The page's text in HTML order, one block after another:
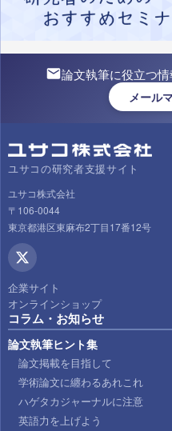
論文執筆に役立つ
メール
ユサコの研究者支援サイト
ユサコ株式会社
〒106-0044
東京都港区東麻布2丁目17番12号
企業サイト
オンラインショップ
コラム・お知らせ
論文執筆ヒント集
論文掲載を目指して
学術論文に纏わるあれこれ
ハゲタカジャーナルに注意
英語力を上げよう